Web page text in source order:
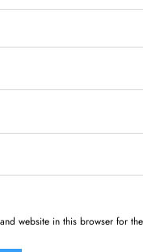
website in this browser for